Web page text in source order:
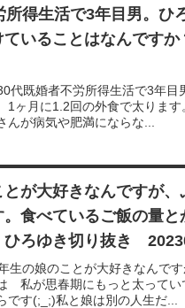
所得生活で3年目男。ひ
ていることはなんです
既婚者不労所得生活で3年目
1ヶ月に1.2回の外食で太りま
が病気や肥満にならな...
とが大好きなんですが
食べているご飯の量
ろゆき切り抜き
生の娘のことが大好きなんで
私が思春期にもっと太ってい
す(;_;)私と娘は別の人生だ...